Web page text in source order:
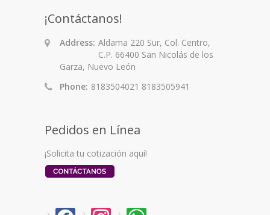
¡Contáctanos!
Address: Aldama 220 Sur, Col. Centro,
C.P. 66400 San Nicolás de los
Garza, Nuevo León
Phone: 8183504021 8183505941
Pedidos en Línea
¡Solicita tu cotización aquí!